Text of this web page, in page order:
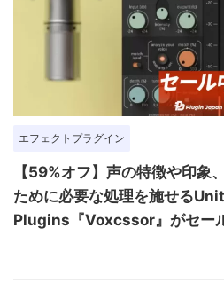
エフェクトプラグイン
【59%オフ】声の特徴や印象
ために必要な処理を施せる
Plugins『Voxcssor』がセー